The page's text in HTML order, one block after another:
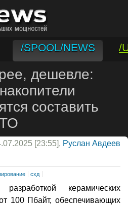
/SPOOL/NEWS
/
дешевле:
составить
[23:55], Руслан Авдеев
схд
керамических
100 Пбайт, обеспечивающих